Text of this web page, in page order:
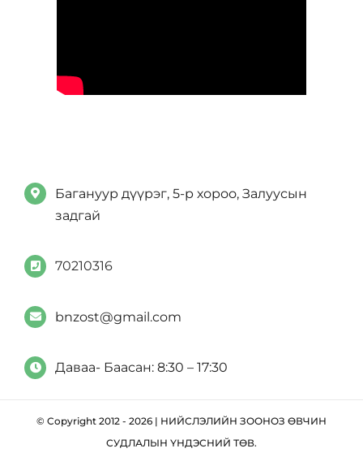
Багануур дүүрэг, 5-р хороо, Залуусын
задгай
70210316
bnzost@gmail.com
Даваа- Баасан: 8:30 – 17:30
© Copyright 2012 - 2026 | НИЙСЛЭЛИЙН ЗООНОЗ ӨВЧИН
СУДЛАЛЫН ҮНДЭСНИЙ ТӨВ.